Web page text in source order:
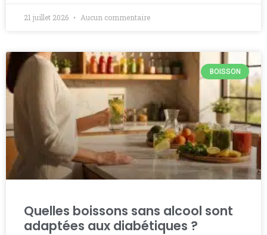
21 juillet 2026 Aucun commentaire
BOISSON
Quelles boissons sans alcool sont
adaptées aux diabétiques ?